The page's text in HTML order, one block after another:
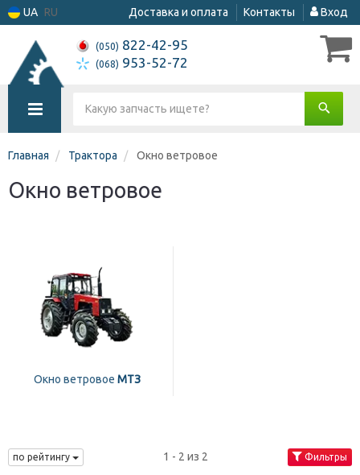
UA RU Доставка и оплата Контакты Вход
(050) 822-42-95
(068) 953-52-72
Главная Трактора Окно ветровое
Окно ветровое
Окно ветровое МТЗ
по рейтингу 1 - 2 из 2 Фильтры